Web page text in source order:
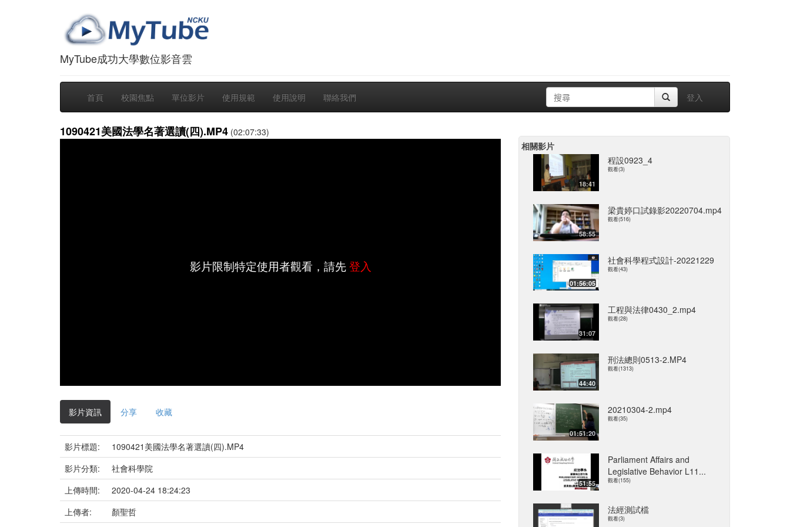
MyTube成功大學數位影音雲
首頁 校園焦點 單位影片 使用規範 使用說明 聯絡我們 登入
1090421美國法學名著選讀(四).MP4 (02:07:33)
影片限制特定使用者觀看，請先登入
影片資訊 分享 收藏
影片標題:
1090421美國法學名著選讀(四).MP4
影片分類:
社會科學院
上傳時間:
2020-04-24 18:24:23
上傳者:
顏聖哲
相關影片
18:41
程設0923_4
觀看(3)
58:55
梁貴婷口試錄影20220704.mp4
觀看(516)
01:56:05
社會科學程式設計-20221229
觀看(43)
31:07
工程與法律0430_2.mp4
觀看(28)
44:40
刑法總則0513-2.MP4
觀看(1313)
01:51:20
20210304-2.mp4
觀看(35)
51:55
Parliament Affairs and
Legislative Behavior L11...
觀看(155)
法經測試檔
觀看(3)